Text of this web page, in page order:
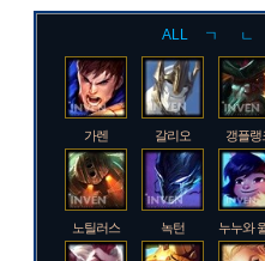
ALL ㄱ ㄴ
가렌 갈리오 갱플랭
노틸러스 녹턴 누누와